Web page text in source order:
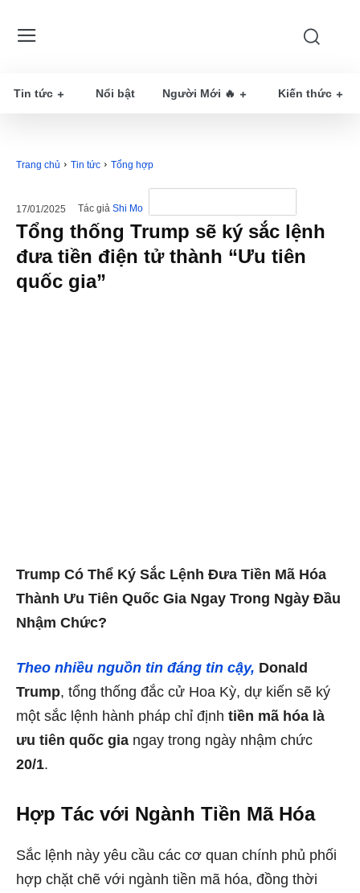
Tin tức Nổi bật Người Mới 🔥 Kiến thức
Trang chủ Tin tức Tổng hợp
17/01/2025 Tác giả Shi Mo
Tổng thống Trump sẽ ký sắc lệnh
đưa tiền điện tử thành “Ưu tiên
quốc gia”
Trump Có Thể Ký Sắc Lệnh Đưa Tiền Mã Hóa
Thành Ưu Tiên Quốc Gia Ngay Trong Ngày Đầu
Nhậm Chức?
Theo nhiều nguồn tin đáng tin cậy, Donald
Trump, tổng thống đắc cử Hoa Kỳ, dự kiến sẽ ký
một sắc lệnh hành pháp chỉ định tiền mã hóa là
ưu tiên quốc gia ngay trong ngày nhậm chức
20/1.
Hợp Tác với Ngành Tiền Mã Hóa
Sắc lệnh này yêu cầu các cơ quan chính phủ phối
hợp chặt chẽ với ngành tiền mã hóa, đồng thời